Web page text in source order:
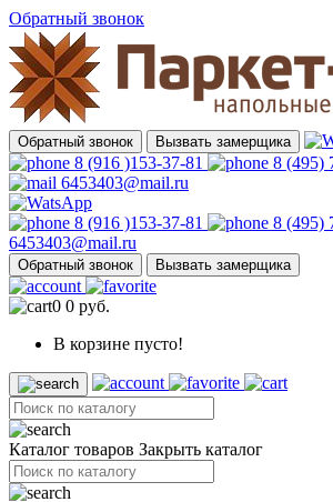
Обратный звонок
Обратный звонок Вызвать замерщика
8 (916 )153-37-81
8 (495)
6453403@mail.ru
8 (916 )153-37-81
8 (495)
6453403@mail.ru
Обратный звонок Вызвать замерщика
0 0 руб.
В корзине пусто!
Каталог товаров Закрыть каталог